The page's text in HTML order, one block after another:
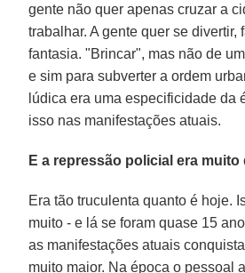
gente não quer apenas cruzar a
trabalhar. A gente quer se divertir,
fantasia. "Brincar", mas não de
e sim para subverter a ordem
lúdica era uma especificidade da
isso nas manifestações atuais.
E a repressão policial era muito
Era tão truculenta quanto é hoje.
muito - e lá se foram quase 15
as manifestações atuais
muito maior. Na época o pessoal